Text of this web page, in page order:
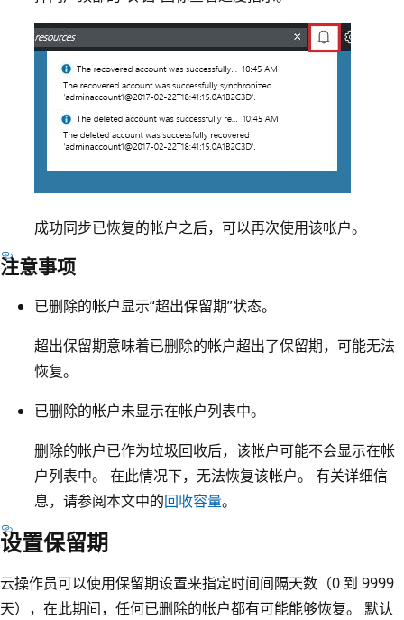
成功同步已恢复的帐户之后，可以再次使用该帐户。
注意事项
已删除的帐户显示“超出保留期”状态。
超出保留期意味着已删除的帐户超出了保留期，可能无法
恢复。
已删除的帐户未显示在帐户列表中。
删除的帐户已作为垃圾回收后，该帐户可能不会显示在帐
户列表中。 在此情况下，无法恢复该帐户。 有关详细信
息，请参阅本文中的回收容量。
设置保留期
云操作员可以使用保留期设置来指定时间间隔天数（0 到 9999
天），在此期间，任何已删除的帐户都有可能能够恢复。 默认